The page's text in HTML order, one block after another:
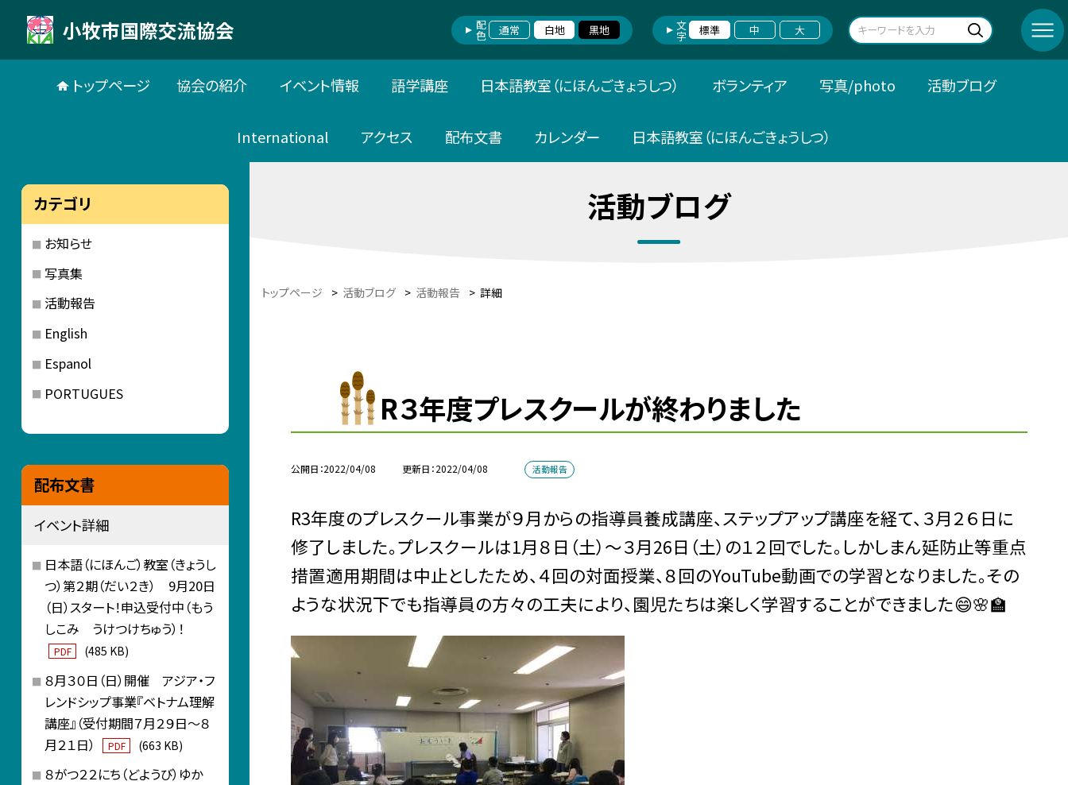
小牧市国際交流協会 配色 通常 白地 黒地 文字 標準 中 大
トップページ 協会の紹介 イベント情報 語学講座 日本語教室（にほんごきょうしつ） ボランティア 写真/photo 活動ブログ
International アクセス 配布文書 カレンダー 日本語教室（にほんごきょうしつ）
活動ブログ
トップページ > 活動ブログ > 活動報告 > 詳細
R３年度プレスクールが終わりました
公開日 2022/04/08 更新日 2022/04/08 活動報告
R3年度のプレスクール事業が９月からの指導員養成講座、ステップアップ講座を経て、３月２６日に
修了しました。プレスクールは1月８日（土）〜３月26日（土）の１２回でした。しかしまん延防止等重点
措置適用期間は中止としたため、４回の対面授業、８回のYouTube動画での学習となりました。その
ような状況下でも指導員の方々の工夫により、園児たちは楽しく学習することができました😄🌸🏫
カテゴリ
お知らせ
写真集
活動報告
English
Espanol
PORTUGUES
配布文書
イベント詳細
日本語（にほんご）教室（きょうし
つ）第２期（だい２き） 9月20日
（日）スタート！申込受付中（もう
しこみ うけつけちゅう）！
PDF (485 KB)
８月３０日（日）開催 アジア・フ
レンドシップ事業『ベトナム理解
講座』（受付期間７月２９日～８
月２１日）
PDF (663 KB)
８がつ２２にち（どようび）ゆか